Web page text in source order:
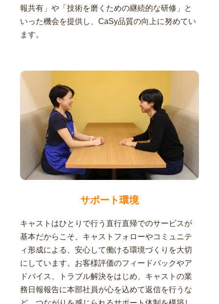
報共有」や「技術を磨くための継続的な研修」と
いった機会を提供し、CaSy品質の向上に努めてい
ます。
サポート環境
キャストはひとりで行う直行直帰でのサービスが
基本だからこそ、キャストフォローやコミュニテ
ィ形成による、安心して働ける環境づくりを大切
にしています。お客様評価のフィードバックやア
ドバイス、トラブル解決をはじめ、キャストの業
務日報報告に本部社員が心を込めて返信を行うな